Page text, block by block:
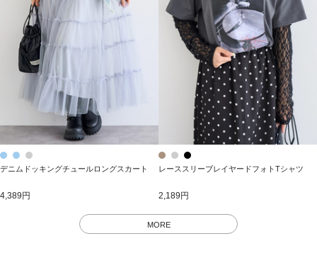
デニムドッキングチュールロングスカート
4,389円
レーススリーブレイヤードフォトTシャツ
2,189円
MORE